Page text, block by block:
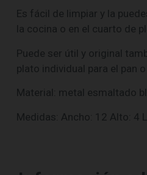
Es fácil de limpiar y la
la cocina o en el cuarto de
Puede ser útil y original
plato individual para el pan
Material: metal esmaltado
Medidas: Ancho: 12 Alto: 4